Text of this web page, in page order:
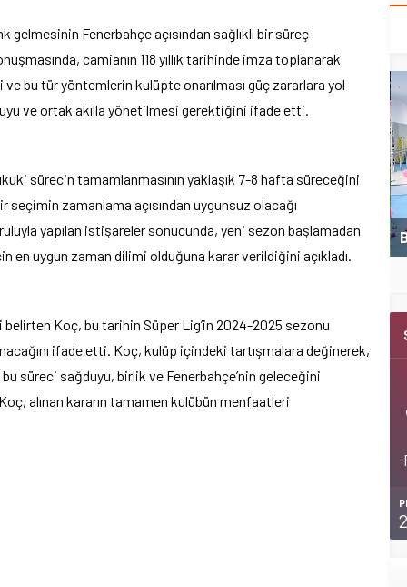
Fenerbahçe açısından sağlıklı bir süreç
camianın 118 yıllık tarihinde imza toplanarak
bu tür yöntemlerin kulüpte onarılması güç zararlara yol
ve ortak akılla yönetilmesi gerektiğini ifade etti.
sürecin tamamlanmasının yaklaşık 7-8 hafta süreceğini
zamanlama açısından uygunsuz olacağı
yapılan istişareler sonucunda, yeni sezon başlamadan
en uygun zaman dilimi olduğuna karar verildiğini açıkladı.
Koç, bu tarihin Süper Lig’in 2024-2025 sezonu
ifade etti. Koç, kulüp içindeki tartışmalara değinerek,
süreci sağduyu, birlik ve Fenerbahçe’nin geleceğini
alınan kararın tamamen kulübün menfaatleri
kazandı Büyükşehir’den 15’inci ASFİM